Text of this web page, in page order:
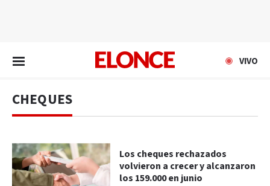
VIVO
CHEQUES
Los cheques rechazados
volvieron a crecer y alcanzaron
los 159.000 en junio